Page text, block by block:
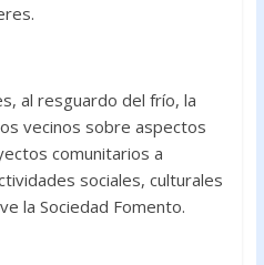
al resguardo del frío, la
vecinos sobre aspectos
comunitarios a
sociales, culturales
la Sociedad Fomento.